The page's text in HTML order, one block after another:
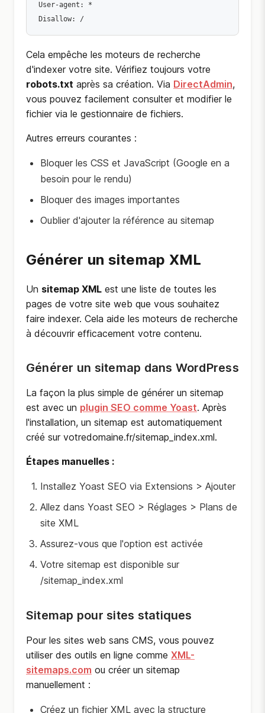
User-agent: *
Disallow: /
Cela empêche les moteurs de recherche
d'indexer votre site. Vérifiez toujours votre
robots.txt après sa création. Via DirectAdmin,
vous pouvez facilement consulter et modifier le
fichier via le gestionnaire de fichiers.
Autres erreurs courantes :
Bloquer les CSS et JavaScript (Google en a
besoin pour le rendu)
Bloquer des images importantes
Oublier d'ajouter la référence au sitemap
Générer un sitemap XML
Un sitemap XML est une liste de toutes les
pages de votre site web que vous souhaitez
faire indexer. Cela aide les moteurs de recherche
à découvrir efficacement votre contenu.
Générer un sitemap dans WordPress
La façon la plus simple de générer un sitemap
est avec un plugin SEO comme Yoast. Après
l'installation, un sitemap est automatiquement
créé sur votredomaine.fr/sitemap_index.xml.
Étapes manuelles :
Installez Yoast SEO via Extensions > Ajouter
Allez dans Yoast SEO > Réglages > Plans de
site XML
Assurez-vous que l'option est activée
Votre sitemap est disponible sur
/sitemap_index.xml
Sitemap pour sites statiques
Pour les sites web sans CMS, vous pouvez
utiliser des outils en ligne comme XML-
sitemaps.com ou créer un sitemap
manuellement :
Créez un fichier XML avec la structure